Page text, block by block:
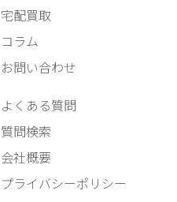
宅配買取
コラム
お問い合わせ
よくある質問
質問検索
会社概要
プライバシーポリシー